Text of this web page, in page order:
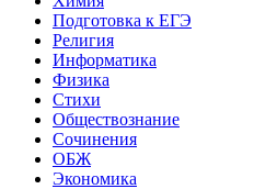
Подготовка к ЕГЭ
Религия
Информатика
Физика
Стихи
Обществознание
Сочинения
ОБЖ
Экономика